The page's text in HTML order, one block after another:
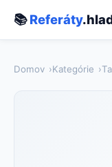
📚Referáty
Domov Kategórie